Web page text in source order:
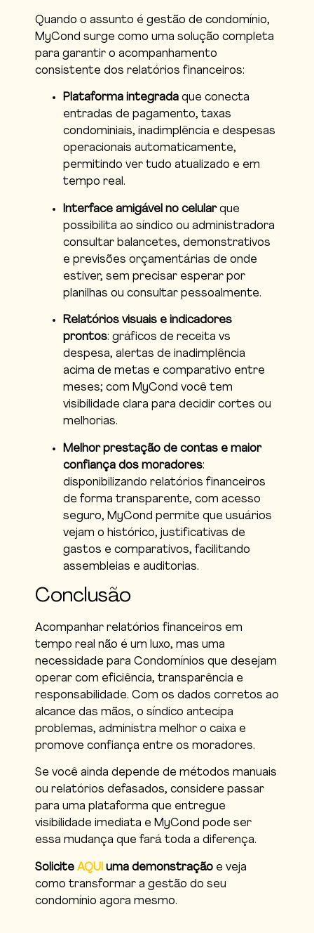
Quando o assunto é gestão de condomínio,
MyCond surge como uma solução completa
para garantir o acompanhamento
consistente dos relatórios financeiros:
Plataforma integrada que conecta
entradas de pagamento, taxas
condominiais, inadimplência e despesas
operacionais automaticamente,
permitindo ver tudo atualizado e em
tempo real.
Interface amigável no celularque
possibilita ao síndico ou administradora
consultar balancetes, demonstrativos
e previsões orçamentárias de onde
estiver, sem precisar esperar por
planilhas ou consultar pessoalmente.
Relatórios visuais e indicadores
prontos: gráficos de receita vs
despesa, alertas de inadimplência
acima de metas e comparativo entre
meses; com MyCond você tem
visibilidade clara para decidir cortes ou
melhorias.
Melhor prestação de contas e maior
confiança dos moradores:
disponibilizando relatórios financeiros
de forma transparente, com acesso
seguro, MyCond permite que usuários
vejam o histórico, justificativas de
gastos e comparativos, facilitando
assembleias e auditorias.
Conclusão
Acompanhar relatórios financeiros em
tempo real não é um luxo, mas uma
necessidade para Condomínios que desejam
operar com eficiência, transparência e
responsabilidade. Com os dados corretos ao
alcance das mãos, o síndico antecipa
problemas, administra melhor o caixa e
promove confiança entre os moradores.
Se você ainda depende de métodos manuais
ou relatórios defasados, considere passar
para uma plataforma que entregue
visibilidade imediata e MyCond pode ser
essa mudança que fará toda a diferença.
Solicite AQUI uma demonstração e veja
como transformar a gestão do seu
condomínio agora mesmo.